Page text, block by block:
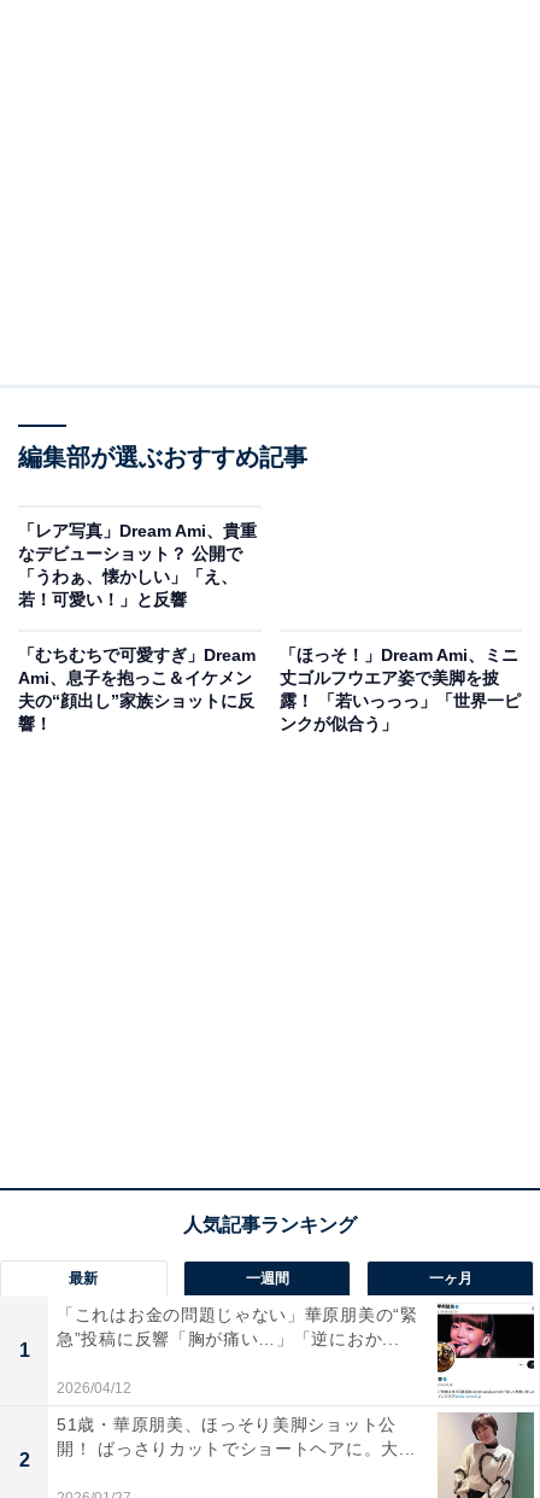
編集部が選ぶおすすめ記事
「レア写真」Dream Ami、貴重
なデビューショット？ 公開で
「うわぁ、懐かしい」「え、
若！可愛い！」と反響
「むちむちで可愛すぎ」Dream
Ami、息子を抱っこ＆イケメン
夫の“顔出し”家族ショットに反
響！
「ほっそ！」Dream Ami、ミニ
丈ゴルフウエア姿で美脚を披
露！ 「若いっっっ」「世界一ピ
ンクが似合う」
最新 一週間 一ヶ月
1
「これはお金の問題じゃない」華原朋美の“緊
急”投稿に反響「胸が痛い…」「逆におか...
2026/04/12
2
51歳・華原朋美、ほっそり美脚ショット公
開！ ばっさりカットでショートヘアに。大...